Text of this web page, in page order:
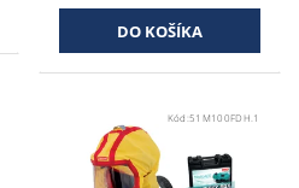
Kód: 51M100FDH.1